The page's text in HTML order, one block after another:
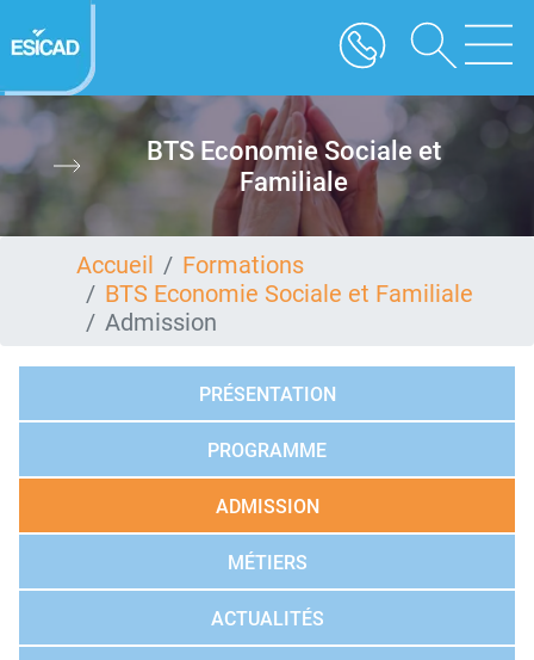
au
contenu
BTS Economie Sociale et
Familiale
Accueil
Formations
BTS Economie Sociale et Familiale
Admission
PRÉSENTATION
PROGRAMME
ADMISSION
MÉTIERS
ACTUALITÉS